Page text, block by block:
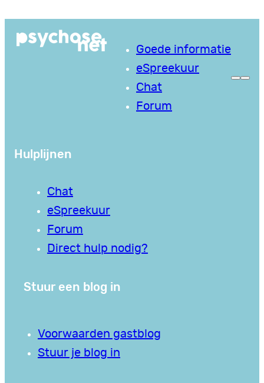
naar
Goede informatie
eSpreekuur
Chat
Forum
Hulplijnen
Chat
eSpreekuur
Forum
Direct hulp nodig?
Stuur een blog in
Voorwaarden gastblog
Stuur je blog in